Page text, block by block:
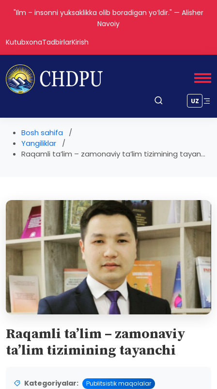
"Ilm – insonni yuksaklikka olib boradigan yoʻldir." — Alisher
Navoiy
KutubxonaTadbirlarKirish
UZ
Bosh sahifa
Yangiliklar
Raqamli ta’lim – zamonaviy ta’lim tizimining tayan...
Raqamli ta’lim – zamonaviy
ta’lim tizimining tayanchi
Kategoriyalar: Publitsistik maqolalar